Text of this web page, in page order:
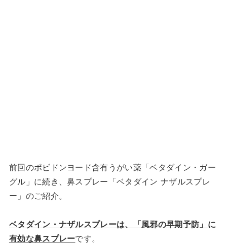
前回のポビドンヨード含有うがい薬「ベタダイン・ガー
グル」に続き、鼻スプレー「ベタダイン ナザルスプレ
ー」のご紹介。
ベタダイン・ナザルスプレーは、「風邪の早期予防」に
有効な鼻スプレーです。